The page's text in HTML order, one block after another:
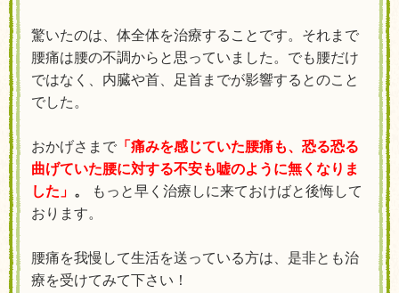
驚いたのは、体全体を治療することです。それまで
腰痛は腰の不調からと思っていました。でも腰だけ
ではなく、内臓や首、足首までが影響するとのこと
でした。
おかげさまで 「痛みを感じていた腰痛も、恐る恐る
曲げていた腰に対する不安も嘘のように無くなりま
した」 。
もっと早く治療しに来ておけばと後悔して
おります。
腰痛を我慢して生活を送っている方は、是非とも治
療を受けてみて下さい！